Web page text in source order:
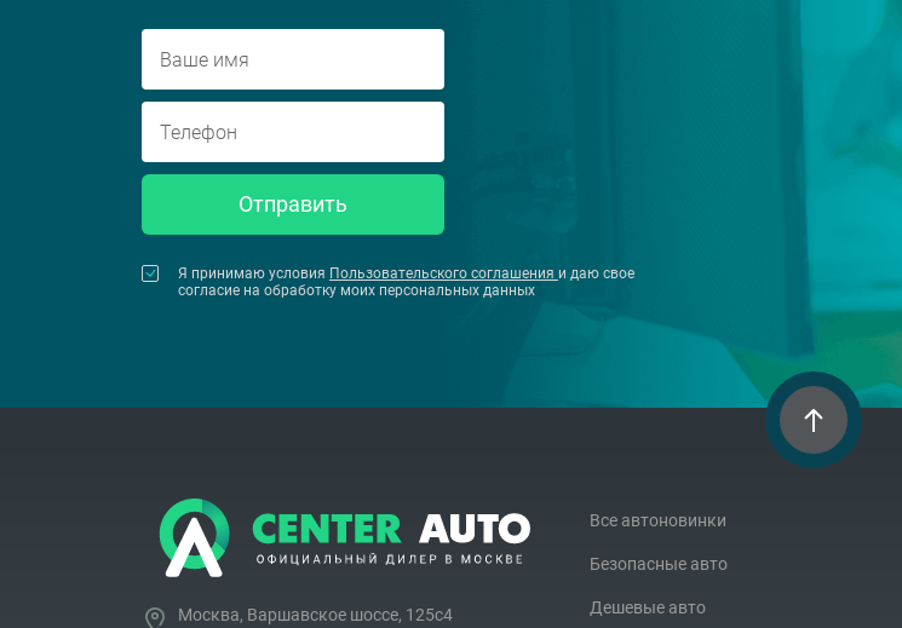
08.02.2024
5 самых дорогих китайских
автомобилей в России
Отправить
Я принимаю условия Пользовательского соглашения и даю свое
согласие на обработку моих персональных данных
Москва, Варшавское шоссе, 125с4
Все автоновинки
Безопасные авто
Дешевые авто